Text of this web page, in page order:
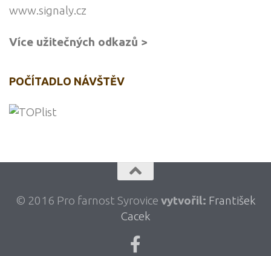
www.signaly.cz
Více užitečných odkazů >
POČÍTADLO NÁVŠTĚV
© 2016 Pro farnost Syrovice vytvořil: František
Cacek